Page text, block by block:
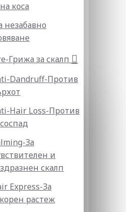
коса
незабавно
Грижа за скалп
Dandruff-Против
Hair Loss-Против
За
и
скалп
Express-За
растеж